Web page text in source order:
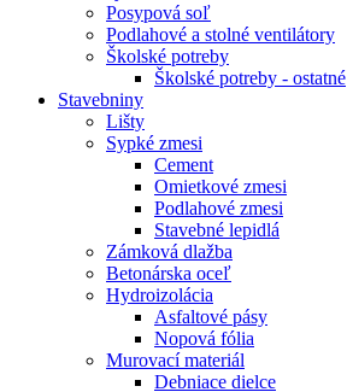
Posypová soľ
Podlahové a stolné ventilátory
Školské potreby
Školské potreby - ostatné
Stavebniny
Lišty
Sypké zmesi
Cement
Omietkové zmesi
Podlahové zmesi
Stavebné lepidlá
Zámková dlažba
Betonárska oceľ
Hydroizolácia
Asfaltové pásy
Nopová fólia
Murovací materiál
Debniace dielce